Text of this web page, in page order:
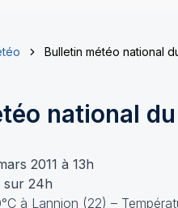
Bulletin météo national
national
2011 à 13h
sur 24h
à Lannion (22) –